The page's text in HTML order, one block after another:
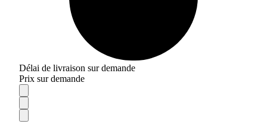
Délai de livraison sur demande
Prix sur demande